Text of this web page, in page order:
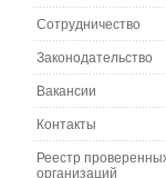
Сотрудничество
Законодательство
Вакансии
Контакты
Реестр
организаций